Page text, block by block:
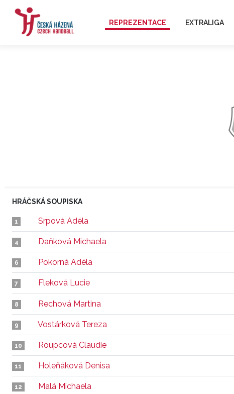
REPREZENTACE EXTRALIGA
HRÁČSKÁ SOUPISKA
1 Srpová Adéla
4 Daňková Michaela
6 Pokorná Adéla
7 Fleková Lucie
8 Rechová Martina
9 Vostárková Tereza
10 Roupcová Claudie
11 Holeňáková Denisa
12 Malá Michaela